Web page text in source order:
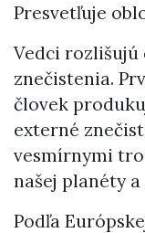
Presvetľuje
Vedci rozlišujú
znečistenia.
človek
externé
vesmírnymi
našej planéty
Podľa